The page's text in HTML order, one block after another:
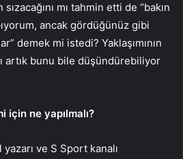
mı tahmin etti de “bakın
ancak gördüğünüz gibi
demek mi istedi? Yaklaşımının
artık bunu bile düşündürebiliyor
için ne yapılmalı?
ve S Sport kanalı